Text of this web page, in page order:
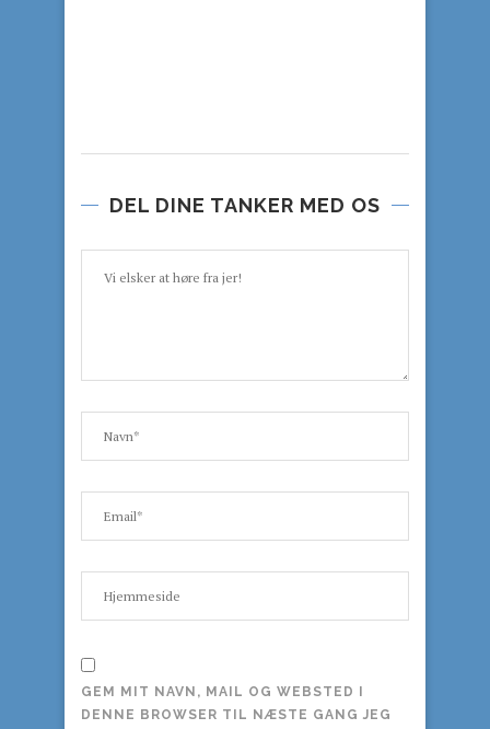
DEL DINE TANKER MED OS
GEM MIT NAVN, MAIL OG WEBSTED I
DENNE BROWSER TIL NÆSTE GANG JEG